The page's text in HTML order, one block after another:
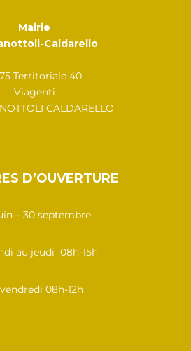
Mairie
Caldarello
Territoriale 40
Viagenti
CALDARELLO
D’OUVERTURE
– 30 septembre
au jeudi 08h-15h
08h-12h